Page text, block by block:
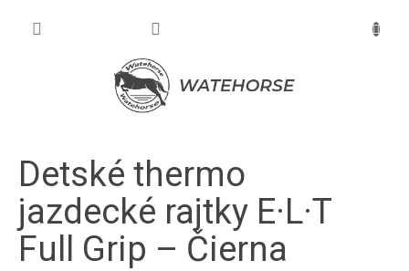
Detské thermo
jazdecké rajtky E·L·T
Full Grip – Čierna